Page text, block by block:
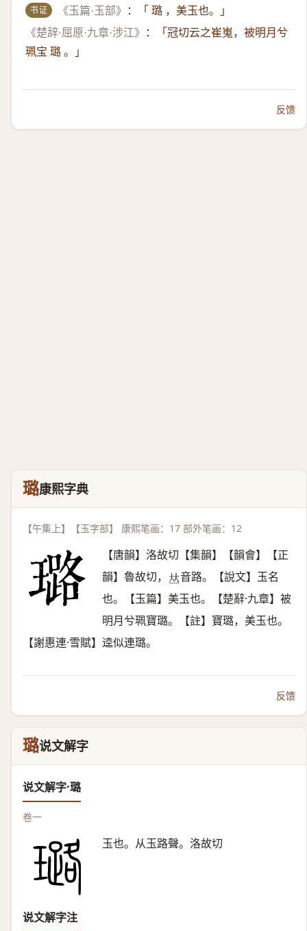
书证 《玉篇·玉部》 ：
「 璐 ，美玉也。」
《楚辞·屈原·九章·涉江》
：
「冠切云之崔嵬，被明月兮
珮宝 璐 。」
反馈
璐康熙字典
【午集上】【玉字部】 康熙笔画：17 部外笔画：12
【唐韻】洛故切【集韻】【韻會】【正
韻】魯故切， 𠀤音路。【說文】玉名
也。【玉篇】美玉也。【楚辭·九章】被
明月兮珮寶璐。【註】寶璐，美玉也。
【謝惠連·雪賦】逵似連璐。
反馈
璐说文解字
说文解字·璐
卷一
玉也。从玉路聲。洛故切
说文解字注